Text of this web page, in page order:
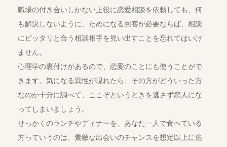
職場の付き合いしかない上役に恋愛相談を依頼しても、何
も解決しないように、ためになる回答が必要ならば、相談
にピッタリと合う相談相手を見い出すことを忘れてはいけ
ません。
心理学の裏付けがあるので、恋愛のことにも使うことがで
きます。気になる異性が現れたら、その方がどういった方
なのか十分に調べて、ここぞというときを逃さず恋人にな
ってしまいましょう。
せっかくのランチやディナーを、あなた一人で食べている
方っていうのは、素敵な出会いのチャンスを想定以上に逃